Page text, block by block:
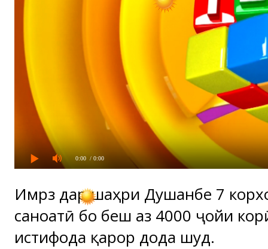
0:00 / 0:00
Имрӯз дар шаҳри Душанбе 7
саноатӣ бо беш аз 4000 ҷойи
истифода қарор дода шуд.